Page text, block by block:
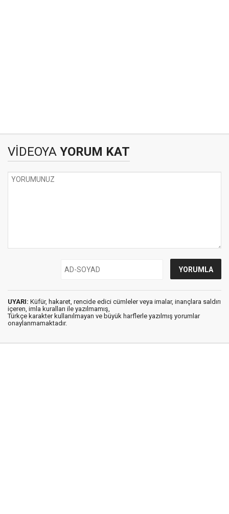
VİDEOYA YORUM KAT
UYARI: Küfür, hakaret, rencide edici cümleler veya imalar, inançlara saldırı
içeren, imla kuralları ile yazılmamış,
Türkçe karakter kullanılmayan ve büyük harflerle yazılmış yorumlar
onaylanmamaktadır.